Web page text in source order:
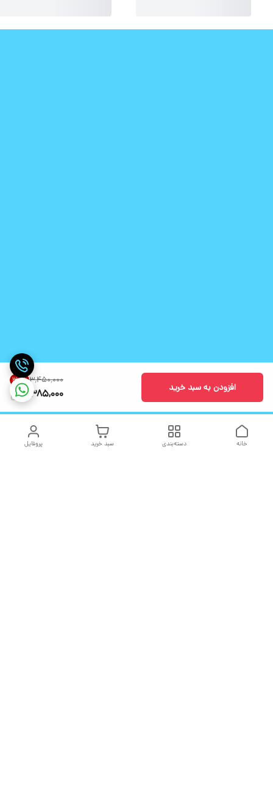
۳٬۴۵۰٬۰۰۰ 30%
2,385,000 افزودن به سبد خرید
پروفایل سبد خرید دسته‌بندی خانه